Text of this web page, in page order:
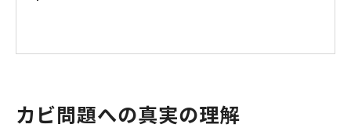
カビ問題への真実の理解